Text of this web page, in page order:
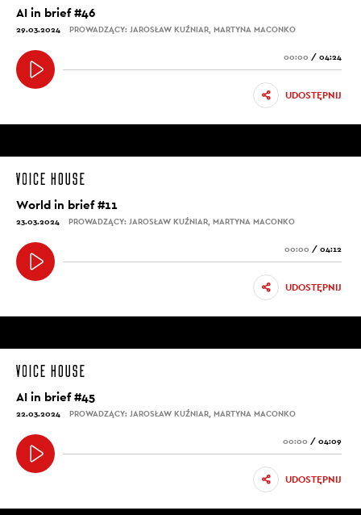
AI in brief #46
29.03.2024 PROWADZĄCY: JAROSŁAW KUŹNIAR, MARTYNA MACONKO
00:00 / 04:24
UDOSTĘPNIJ
World in brief #11
23.03.2024 PROWADZĄCY: JAROSŁAW KUŹNIAR, MARTYNA MACONKO
00:00 / 04:12
UDOSTĘPNIJ
AI in brief #45
22.03.2024 PROWADZĄCY: JAROSŁAW KUŹNIAR, MARTYNA MACONKO
00:00 / 04:09
UDOSTĘPNIJ